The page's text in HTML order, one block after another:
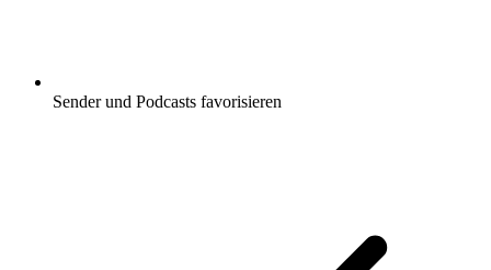
Sender und Podcasts favorisieren